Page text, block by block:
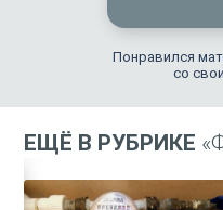
Понравился
со
ЕЩЁ В РУБРИКЕ